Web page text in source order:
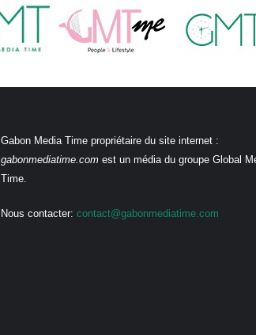
Gabon Media Time propriétaire du site internet :
gabonmediatime.comest un média du groupe Global
Time.
Nous contacter: contact@gabonmediatime.com